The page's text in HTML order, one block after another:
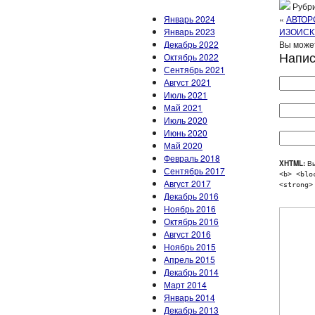
Январь 2024
Январь 2023
Декабрь 2022
Октябрь 2022
Сентябрь 2021
Август 2021
Июль 2021
Май 2021
Июль 2020
Июнь 2020
Май 2020
Февраль 2018
Сентябрь 2017
Август 2017
Декабрь 2016
Ноябрь 2016
Октябрь 2016
Август 2016
Ноябрь 2015
Апрель 2015
Декабрь 2014
Март 2014
Январь 2014
Декабрь 2013
«
Вы
XHTML:
<b>
<strong>